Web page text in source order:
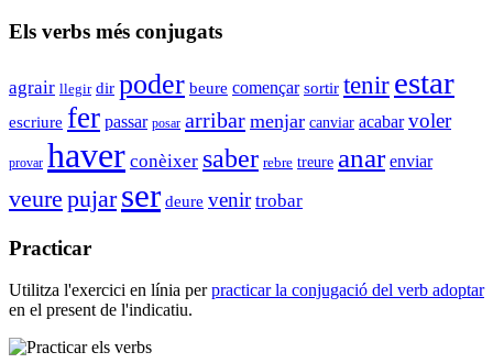
Els verbs més conjugats
agrair llegir dir poder beure començar sortir tenirestar
escriure fer passar posar arribar menjar canviar acabar voler
provar haver conèixer saber rebre treure anar enviar
veure pujar ser deure venir trobar
Practicar
Utilitza l'exercici en línia perpracticar la conjugació del verb adoptar
en el present de l'indicatiu.